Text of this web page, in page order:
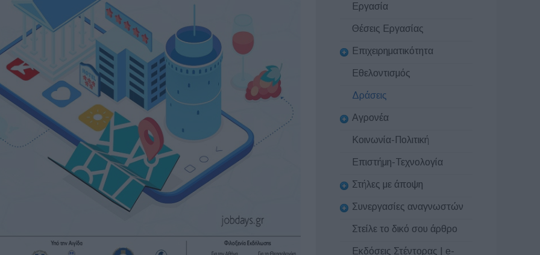
Εργασία
Θέσεις Εργασίας
Επιχειρηματικότητα
Εθελοντισμός
Δράσεις
Αγρονέα
Κοινωνία-Πολιτική
Επιστήμη-Τεχνολογία
Στήλες με άποψη
Συνεργασίες αναγνωστών
Στείλε το δικό σου άρθρο
Εκδόσεις Στέντορας | e-